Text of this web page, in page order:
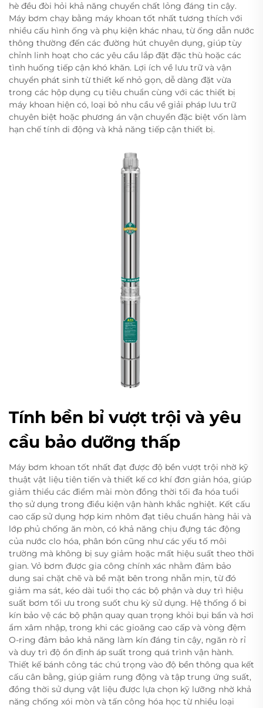
hè đều đòi hỏi khả năng chuyển chất lỏng đáng tin cậy.
Máy bơm chạy bằng máy khoan tốt nhất tương thích với
nhiều cấu hình ống và phụ kiện khác nhau, từ ống dẫn nước
thông thường đến các đường hút chuyên dụng, giúp tùy
chỉnh linh hoạt cho các yêu cầu lắp đặt đặc thù hoặc các
tình huống tiếp cận khó khăn. Lợi ích về lưu trữ và vận
chuyển phát sinh từ thiết kế nhỏ gọn, dễ dàng đặt vừa
trong các hộp dụng cụ tiêu chuẩn cùng với các thiết bị
máy khoan hiện có, loại bỏ nhu cầu về giải pháp lưu trữ
chuyên biệt hoặc phương án vận chuyển đặc biệt vốn làm
hạn chế tính di động và khả năng tiếp cận thiết bị.
Tính bền bỉ vượt trội và yêu
cầu bảo dưỡng thấp
Máy bơm khoan tốt nhất đạt được độ bền vượt trội nhờ kỹ
thuật vật liệu tiên tiến và thiết kế cơ khí đơn giản hóa, giúp
giảm thiểu các điểm mài mòn đồng thời tối đa hóa tuổi
thọ sử dụng trong điều kiện vận hành khắc nghiệt. Kết cấu
cao cấp sử dụng hợp kim nhôm đạt tiêu chuẩn hàng hải và
lớp phủ chống ăn mòn, có khả năng chịu đựng tác động
của nước clo hóa, phân bón cũng như các yếu tố môi
trường mà không bị suy giảm hoặc mất hiệu suất theo thời
gian. Vỏ bơm được gia công chính xác nhằm đảm bảo
dung sai chặt chẽ và bề mặt bên trong nhẵn mịn, từ đó
giảm ma sát, kéo dài tuổi thọ các bộ phận và duy trì hiệu
suất bơm tối ưu trong suốt chu kỳ sử dụng. Hệ thống ổ bi
kín bảo vệ các bộ phận quay quan trọng khỏi bụi bẩn và hơi
ẩm xâm nhập, trong khi các gioăng cao cấp và vòng đệm
O-ring đảm bảo khả năng làm kín đáng tin cậy, ngăn rò rỉ
và duy trì độ ổn định áp suất trong quá trình vận hành.
Thiết kế bánh công tác chú trọng vào độ bền thông qua kết
cấu cân bằng, giúp giảm rung động và tập trung ứng suất,
đồng thời sử dụng vật liệu được lựa chọn kỹ lưỡng nhờ khả
năng chống xói mòn và tấn công hóa học từ nhiều loại